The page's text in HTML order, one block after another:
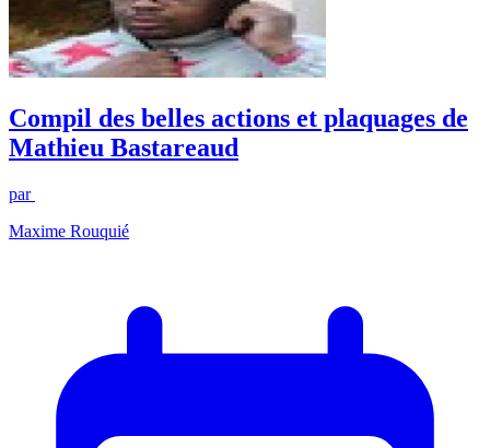
Compil des belles actions et plaquages de
Mathieu Bastareaud
par
Maxime Rouquié